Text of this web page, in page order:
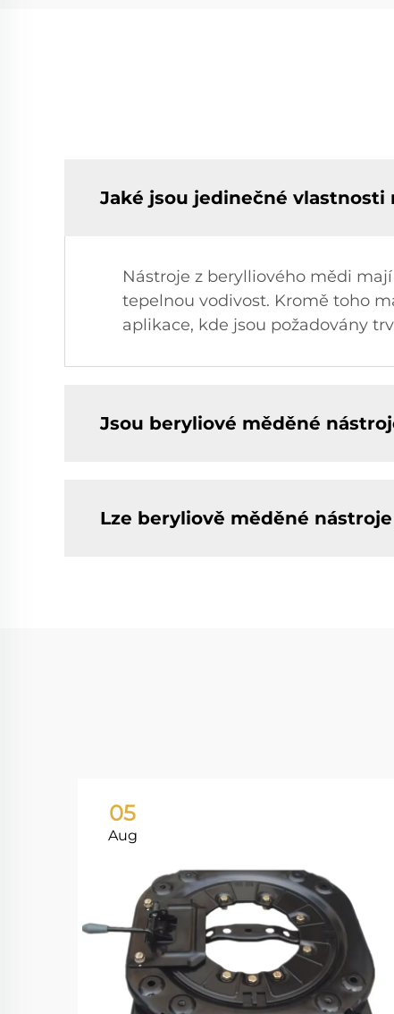
Jaké jsou jedinečné
Nástroje z berylliového mědi
tepelnou vodivost. Kromě toho
aplikace, kde jsou požadovány
Jsou beryliové měděné
Lze beryliově měděné
05
Aug